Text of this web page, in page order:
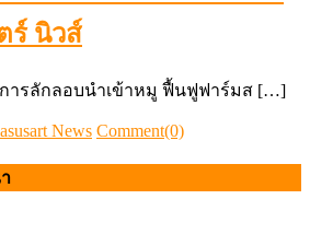
ร์ นิวส์
การลักลอบนำเข้าหมู ฟื้นฟูฟาร์มส […]
News Comment(0)